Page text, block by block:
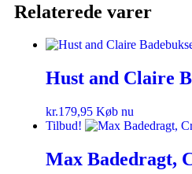
Relaterede varer
Hust and Claire
kr.179,95 Køb nu
Tilbud!
Max Badedragt,